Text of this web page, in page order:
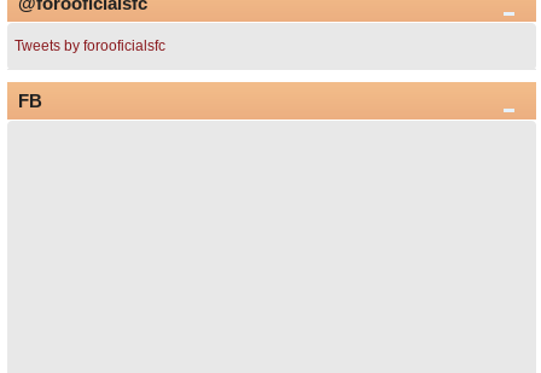
Tweets by forooficialsfc
FB